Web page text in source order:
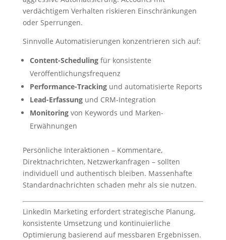
verdächtigem Verhalten riskieren Einschränkungen
oder Sperrungen.
Sinnvolle Automatisierungen konzentrieren sich auf:
Content-Schedulingfür konsistente
Veröffentlichungsfrequenz
Performance-Trackingund automatisierte Reports
Lead-Erfassungund CRM-Integration
Monitoringvon Keywords und Marken-
Erwähnungen
Persönliche Interaktionen – Kommentare,
Direktnachrichten, Netzwerkanfragen – sollten
individuell und authentisch bleiben. Massenhafte
Standardnachrichten schaden mehr als sie nutzen.
LinkedIn Marketing erfordert strategische Planung,
konsistente Umsetzung und kontinuierliche
Optimierung basierend auf messbaren Ergebnissen.